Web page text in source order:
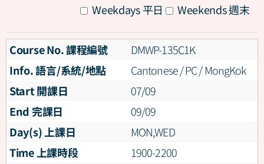
All Weekdays 平日 Weekends 週末
Course No. 課程編號
DMWP-135C1K
Info. 語言/系統/地點
Cantonese / PC / MongKok
Start 開課日
07/09
End 完課日
09/09
Day(s) 上課日
MON,WED
Time 上課時段
1900-2200